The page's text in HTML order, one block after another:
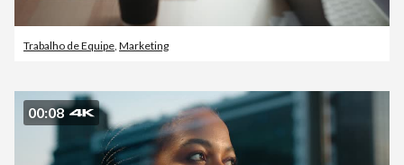
Trabalho de Equipe Marketing
00:08